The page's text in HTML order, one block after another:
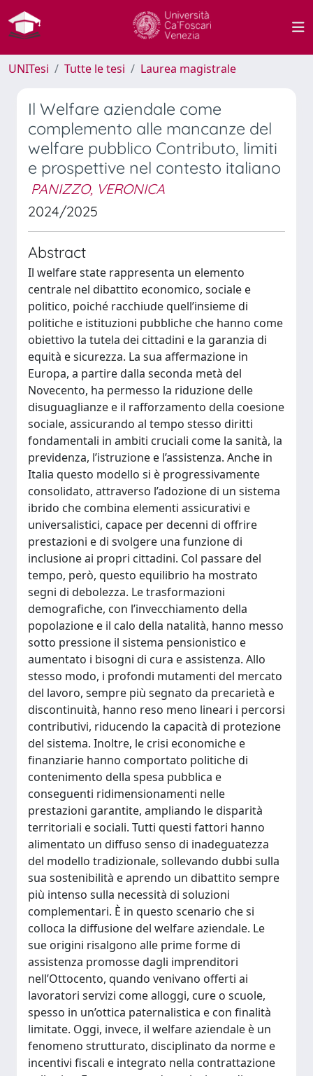
UNITesi Tutte le tesi Laurea magistrale
Il Welfare aziendale come
complemento alle mancanze del
welfare pubblico Contributo, limiti
e prospettive nel contesto italiano
PANIZZO, VERONICA
2024/2025
Abstract
Il welfare state rappresenta un elemento
centrale nel dibattito economico, sociale e
politico, poiché racchiude quell’insieme di
politiche e istituzioni pubbliche che hanno come
obiettivo la tutela dei cittadini e la garanzia di
equità e sicurezza. La sua affermazione in
Europa, a partire dalla seconda metà del
Novecento, ha permesso la riduzione delle
disuguaglianze e il rafforzamento della coesione
sociale, assicurando al tempo stesso diritti
fondamentali in ambiti cruciali come la sanità, la
previdenza, l’istruzione e l’assistenza. Anche in
Italia questo modello si è progressivamente
consolidato, attraverso l’adozione di un sistema
ibrido che combina elementi assicurativi e
universalistici, capace per decenni di offrire
prestazioni e di svolgere una funzione di
inclusione ai propri cittadini. Col passare del
tempo, però, questo equilibrio ha mostrato
segni di debolezza. Le trasformazioni
demografiche, con l’invecchiamento della
popolazione e il calo della natalità, hanno messo
sotto pressione il sistema pensionistico e
aumentato i bisogni di cura e assistenza. Allo
stesso modo, i profondi mutamenti del mercato
del lavoro, sempre più segnato da precarietà e
discontinuità, hanno reso meno lineari i percorsi
contributivi, riducendo la capacità di protezione
del sistema. Inoltre, le crisi economiche e
finanziarie hanno comportato politiche di
contenimento della spesa pubblica e
conseguenti ridimensionamenti nelle
prestazioni garantite, ampliando le disparità
territoriali e sociali. Tutti questi fattori hanno
alimentato un diffuso senso di inadeguatezza
del modello tradizionale, sollevando dubbi sulla
sua sostenibilità e aprendo un dibattito sempre
più intenso sulla necessità di soluzioni
complementari. È in questo scenario che si
colloca la diffusione del welfare aziendale. Le
sue origini risalgono alle prime forme di
assistenza promosse dagli imprenditori
nell’Ottocento, quando venivano offerti ai
lavoratori servizi come alloggi, cure o scuole,
spesso in un’ottica paternalistica e con finalità
limitate. Oggi, invece, il welfare aziendale è un
fenomeno strutturato, disciplinato da norme e
incentivi fiscali e integrato nella contrattazione